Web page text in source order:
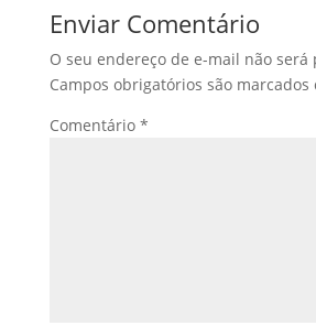
Enviar Comentário
O seu endereço de e-mail não será
Campos obrigatórios são marcados
Comentário *